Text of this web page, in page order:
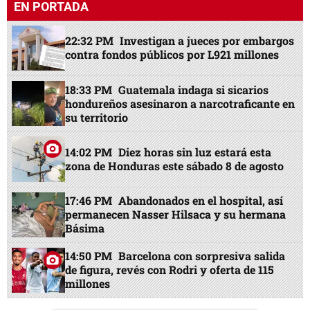
EN PORTADA
22:32 PM Investigan a jueces por embargos
contra fondos públicos por L921 millones
18:33 PM Guatemala indaga si sicarios
hondureños asesinaron a narcotraficante en
su territorio
14:02 PM Diez horas sin luz estará esta
zona de Honduras este sábado 8 de agosto
17:46 PM Abandonados en el hospital, así
permanecen Nasser Hilsaca y su hermana
Básima
14:50 PM Barcelona con sorpresiva salida
de figura, revés con Rodri y oferta de 115
millones